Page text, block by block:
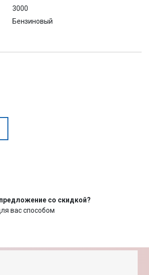
3000
Бензиновый
со скидкой?
вас способом